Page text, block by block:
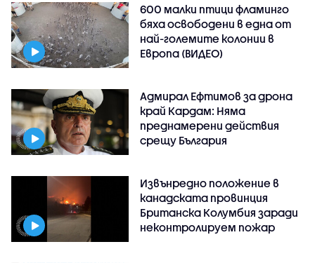
600 малки птици фламинго
бяха освободени в една от
най-големите колонии в
Европа (ВИДЕО)
Адмирал Ефтимов за дрона
край Кардам: Няма
преднамерени действия
срещу България
Извънредно положение в
канадската провинция
Британска Колумбия заради
неконтролируем пожар